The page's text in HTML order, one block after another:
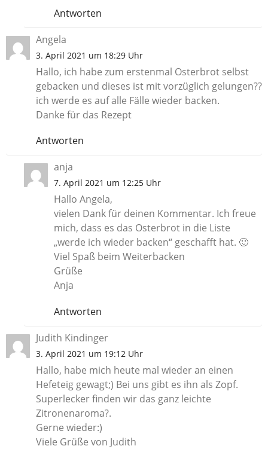
Antworten
Angela
3. April 2021 um 18:29 Uhr
Hallo, ich habe zum erstenmal Osterbrot selbst
gebacken und dieses ist mit vorzüglich gelungen??
ich werde es auf alle Fälle wieder backen.
Danke für das Rezept
Antworten
anja
7. April 2021 um 12:25 Uhr
Hallo Angela,
vielen Dank für deinen Kommentar. Ich freue
mich, dass es das Osterbrot in die Liste
„werde ich wieder backen“ geschafft hat. 🙂
Viel Spaß beim Weiterbacken
Grüße
Anja
Antworten
Judith Kindinger
3. April 2021 um 19:12 Uhr
Hallo, habe mich heute mal wieder an einen
Hefeteig gewagt;) Bei uns gibt es ihn als Zopf.
Superlecker finden wir das ganz leichte
Zitronenaroma?.
Gerne wieder:)
Viele Grüße von Judith